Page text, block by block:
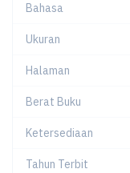
Bahasa
Ukuran
Halaman
Berat Buku
Ketersediaan
Tahun Terbit